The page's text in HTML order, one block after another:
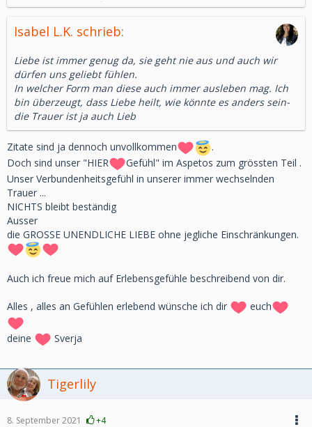
Isabel L.K. schrieb:
Liebe ist immer genug da, sie geht nie aus und auch wir
dürfen uns geliebt fühlen.
In welcher Form man diese auch immer ausleben mag. Ich
bin überzeugt, dass Liebe heilt, wie könnte es anders sein-
die Trauer ist ja auch Lieb
Zitate sind ja dennoch unvollkommen
.
Doch sind unser "HIER
Gefühl" im Aspetos zum grössten Teil .
Unser Verbundenheitsgefühl in unserer immer wechselnden
Trauer ...
NICHTS bleibt beständig
Ausser
die GROSSE UNENDLICHE LIEBE ohne jegliche Einschränkungen.
Auch ich freue mich auf Erlebensgefühle beschreibend von dir.
Alles , alles an Gefühlen erlebend wünsche ich dir euch
deine Sverja
Tigerlily
8. September 2021 +4